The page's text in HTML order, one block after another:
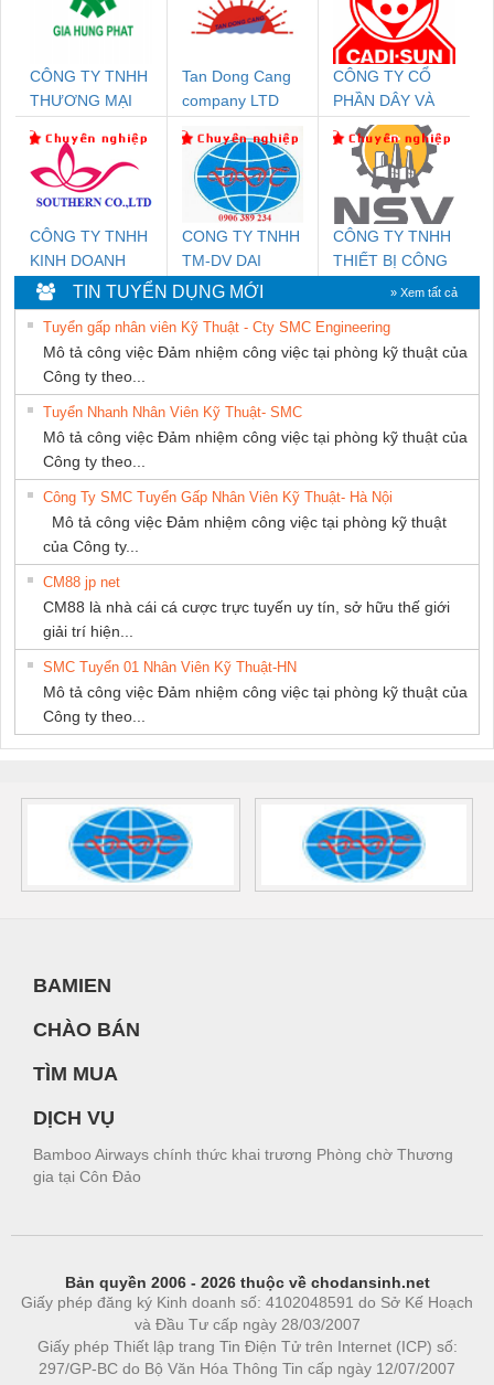
CÔNG TY TNHH
THƯƠNG MẠI
THUẬT ĐIỆN CƠ
GIA HƯNG PHÁT
Tan Dong Cang
company LTD
CÔNG TY CỔ
PHẦN DÂY VÀ
CÁP ĐIỆN
THƯỢNG ĐÌNH
CÔNG TY TNHH
KINH DOANH
DỊCH VỤ XNK
PHƯƠNG NAM
CONG TY TNHH
TM-DV DAI
DONG THANH
CÔNG TY TNHH
THIẾT BỊ CÔNG
NGHIỆP NIHON
SETSUBI VIỆT
NAM
TIN TUYỂN DỤNG MỚI » Xem tất cả
Tuyển gấp nhân viên Kỹ Thuật - Cty SMC Engineering
Mô tả công việc Đảm nhiệm công việc tại phòng kỹ thuật của
Công ty theo...
Tuyển Nhanh Nhân Viên Kỹ Thuật- SMC
Mô tả công việc Đảm nhiệm công việc tại phòng kỹ thuật của
Công ty theo...
Công Ty SMC Tuyển Gấp Nhân Viên Kỹ Thuật- Hà Nội
Mô tả công việc Đảm nhiệm công việc tại phòng kỹ thuật
của Công ty...
CM88 jp net
CM88 là nhà cái cá cược trực tuyến uy tín, sở hữu thế giới
giải trí hiện...
SMC Tuyển 01 Nhân Viên Kỹ Thuật-HN
Mô tả công việc Đảm nhiệm công việc tại phòng kỹ thuật của
Công ty theo...
BAMIEN
CHÀO BÁN
TÌM MUA
DỊCH VỤ
Bamboo Airways chính thức khai trương Phòng chờ Thương
gia tại Côn Đảo
Bản quyền 2006 - 2026 thuộc về chodansinh.net
Giấy phép đăng ký Kinh doanh số: 4102048591 do Sở Kế Hoạch
và Đầu Tư cấp ngày 28/03/2007
Giấy phép Thiết lập trang Tin Điện Tử trên Internet (ICP) số:
297/GP-BC do Bộ Văn Hóa Thông Tin cấp ngày 12/07/2007